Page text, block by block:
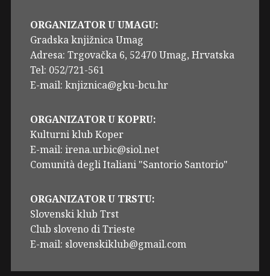
ORGANIZATOR U UMAGU:
Gradska knjižnica Umag
Adresa: Trgovačka 6, 52470 Umag, Hrvatska
Tel: 052/721-561
E-mail: knjiznica@gku-bcu.hr
ORGANIZATOR U KOPRU:
Kulturni klub Koper
E-mail: irena.urbic@siol.net
Comunità degli Italiani "Santorio Santorio"
ORGANIZATOR U TRSTU:
Slovenski klub Trst
Club sloveno di Trieste
E-mail: slovenskiklub@gmail.com